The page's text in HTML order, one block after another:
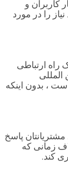
کاربران و
را در مورد
ارتباطی
المللی
، بدون اینکه
پاسخ
زمانی که
کند.